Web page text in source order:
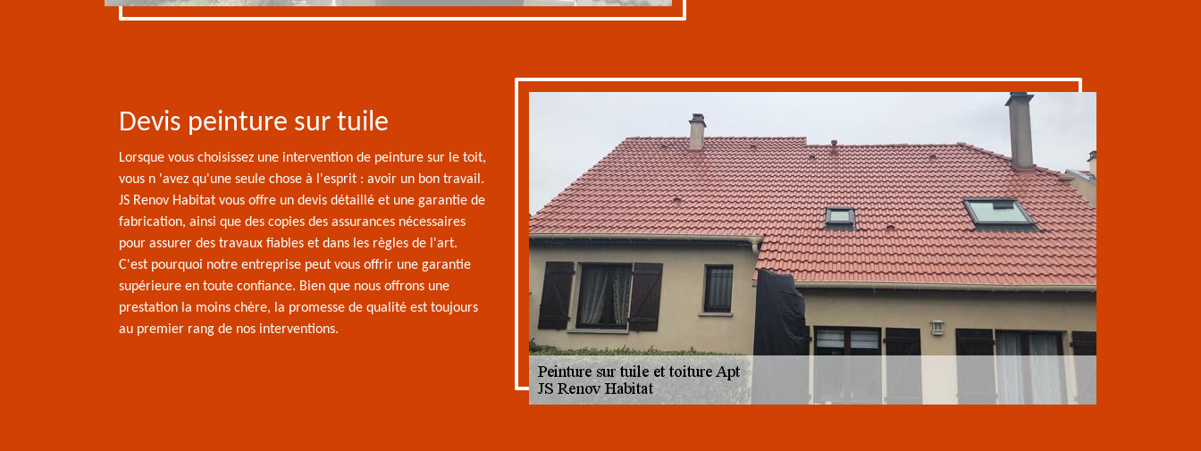
Devis peinture sur tuile
Lorsque vous choisissez une intervention de peinture sur le toit,
vous n 'avez qu'une seule chose à l'esprit : avoir un bon travail.
JS Renov Habitat vous offre un devis détaillé et une garantie de
fabrication, ainsi que des copies des assurances nécessaires
pour assurer des travaux fiables et dans les règles de l'art.
C'est pourquoi notre entreprise peut vous offrir une garantie
supérieure en toute confiance. Bien que nous offrons une
prestation la moins chère, la promesse de qualité est toujours
au premier rang de nos interventions.